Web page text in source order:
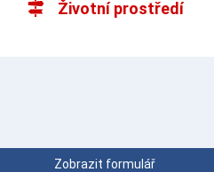
Životní prostředí
Zobrazit formulář